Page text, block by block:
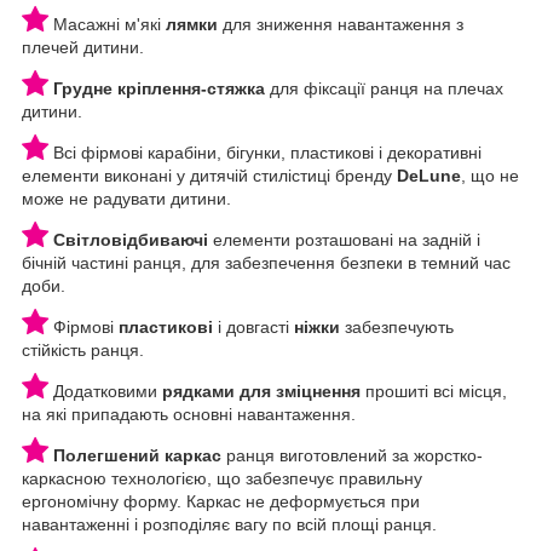
Масажні м'які лямки для зниження навантаження з
плечей дитини.
Грудне кріплення-стяжка для фіксації ранця на плечах
дитини.
Всі фірмові карабіни, бігунки, пластикові і декоративні
елементи виконані у дитячій стилістиці бренду DeLune , що не
може не радувати дитини.
Світловідбиваючі елементи розташовані на задній і
бічній частині ранця, для забезпечення безпеки в темний час
доби.
Фірмові пластикові і довгасті ніжки забезпечують
стійкість ранця.
Додатковими рядками для зміцнення прошиті всі місця,
на які припадають основні навантаження.
Полегшений каркас ранця виготовлений за жорстко-
каркасною технологією, що забезпечує правильну
ергономічну форму. Каркас не деформується при
навантаженні і розподіляє вагу по всій площі ранця.